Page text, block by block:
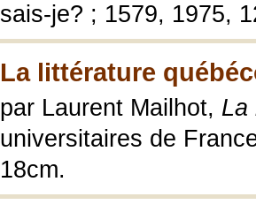
sais-je? ; 1579, 1975,
La littérature
par Laurent Mailhot, La
universitaires de
18cm.